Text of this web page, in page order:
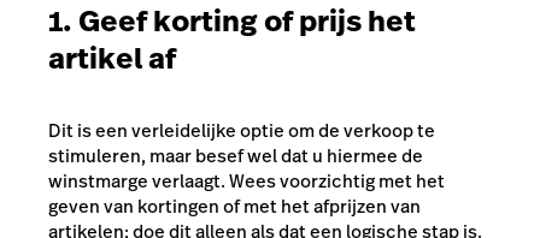
1. Geef korting of prijs het
artikel af
Dit is een verleidelijke optie om de verkoop te
stimuleren, maar besef wel dat u hiermee de
winstmarge verlaagt. Wees voorzichtig met het
geven van kortingen of met het afprijzen van
artikelen; doe dit alleen als dat een logische stap is.